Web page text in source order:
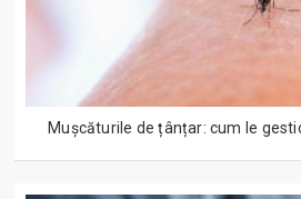
Mușcăturile de țânțar: cum le